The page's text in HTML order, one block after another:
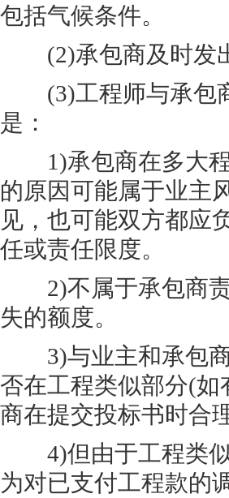
包括气候条件。
(2)承包商及时发出
(3)工程师与承包商
是：
1)承包商在多大程
的原因可能属于业主
见，也可能双方都应
任或责任限度。
2)不属于承包商责
失的额度。
3)与业主和承包商
否在工程类似部分(
商在提交投标书时合
4)但由于工程类似
为对已支付工程款的